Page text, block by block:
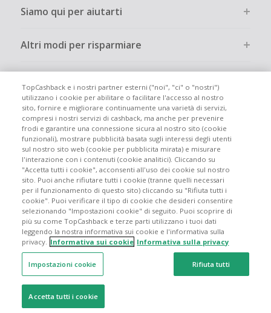
Siamo qui per aiutarti
Altri modi per risparmiare
Partecipa
Info legali
Siti globali UK US CN JP DE FR AU
© 2005 - 2026 TopCashback Group Limited
TopCashback e i nostri partner esterni ("noi", "ci" o "nostri")
utilizzano i cookie per abilitare o facilitare l'accesso al nostro
sito, fornire e migliorare continuamente una varietà di servizi,
compresi i nostri servizi di cashback, ma anche per prevenire
frodi e garantire una connessione sicura al nostro sito (cookie
funzionali), mostrare pubblicità basata sugli interessi degli utenti
sul nostro sito web (cookie per pubblicita mirata) e misurare
l'interazione con i contenuti (cookie analitici). Cliccando su
"Accetta tutti i cookie", acconsenti all'uso dei cookie sul nostro
sito. Puoi anche rifiutare tutti i cookie (tranne quelli necessari
per il funzionamento di questo sito) cliccando su "Rifiuta tutti i
cookie". Puoi verificare il tipo di cookie che desideri consentire
selezionando "Impostazioni cookie" di seguito. Puoi scoprire di
più su come TopCashback e terze parti utilizzano i tuoi dati
leggendo la nostra informativa sui cookie e l'informativa sulla
privacy. Informativa sui cookie Informativa sulla privacy
Impostazioni cookie Rifiuta tutti
Accetta tutti i cookie